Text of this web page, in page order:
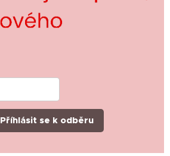
Příhlásit se k odběru